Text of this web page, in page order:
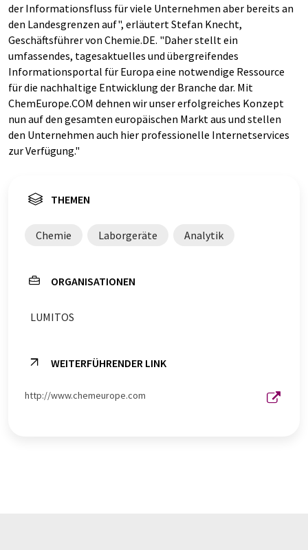
der Informationsfluss für viele Unternehmen aber bereits an
den Landesgrenzen auf", erläutert Stefan Knecht,
Geschäftsführer von Chemie.DE. "Daher stellt ein
umfassendes, tagesaktuelles und übergreifendes
Informationsportal für Europa eine notwendige Ressource
für die nachhaltige Entwicklung der Branche dar. Mit
ChemEurope.COM dehnen wir unser erfolgreiches Konzept
nun auf den gesamten europäischen Markt aus und stellen
den Unternehmen auch hier professionelle Internetservices
zur Verfügung."
THEMEN
Chemie Laborgeräte Analytik
ORGANISATIONEN
LUMITOS
WEITERFÜHRENDER LINK
http://www.chemeurope.com